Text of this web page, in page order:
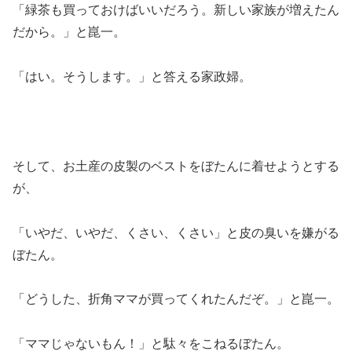
「緑茶も買っておけばいいだろう。新しい家族が増えたん
だから。」と崑一。
「はい。そうします。」と答える家政婦。
そして、お土産の皮製のベストをぼたんに着せようとする
が、
「いやだ、いやだ、くさい、くさい」と皮の臭いを嫌がる
ぼたん。
「どうした、折角ママが買ってくれたんだぞ。」と崑一。
「ママじゃないもん！」と駄々をこねるぼたん。